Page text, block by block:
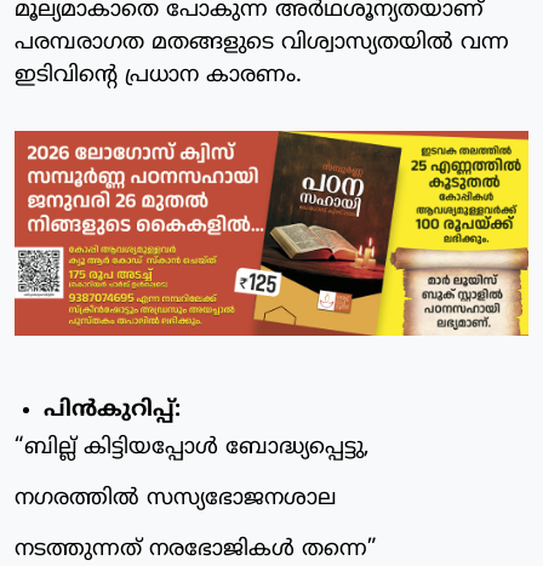
മൂല്യമാകാതെ പോകുന്ന അർഥശൂന്യതയാണ്
പരമ്പരാഗത മതങ്ങളുടെ വിശ്വാസ്യതയിൽ വന്ന
ഇടിവിന്റെ പ്രധാന കാരണം.
പിൻകുറിപ്പ്:
“ബില്ല് കിട്ടിയപ്പോൾ ബോദ്ധ്യപ്പെട്ടു,
നഗരത്തിൽ സസ്യഭോജനശാല
നടത്തുന്നത് നരഭോജികൾ തന്നെ”